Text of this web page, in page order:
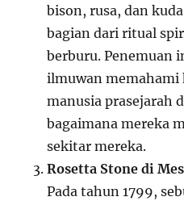
bison, rusa, dan
bagian dari ritual
berburu. Penemuan
ilmuwan memahami
manusia prasejarah
bagaimana mereka
sekitar mereka.
Rosetta Stone di
Pada tahun 1799,